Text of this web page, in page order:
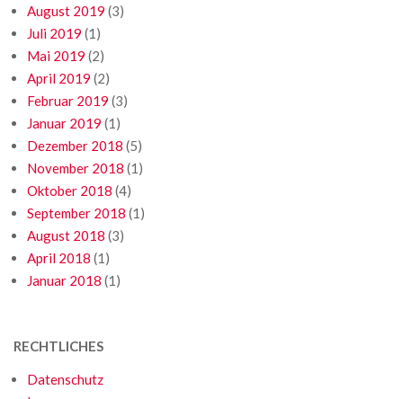
August 2019 (3)
Juli 2019 (1)
Mai 2019 (2)
April 2019 (2)
Februar 2019 (3)
Januar 2019 (1)
Dezember 2018 (5)
November 2018 (1)
Oktober 2018 (4)
September 2018 (1)
August 2018 (3)
April 2018 (1)
Januar 2018 (1)
RECHTLICHES
Datenschutz